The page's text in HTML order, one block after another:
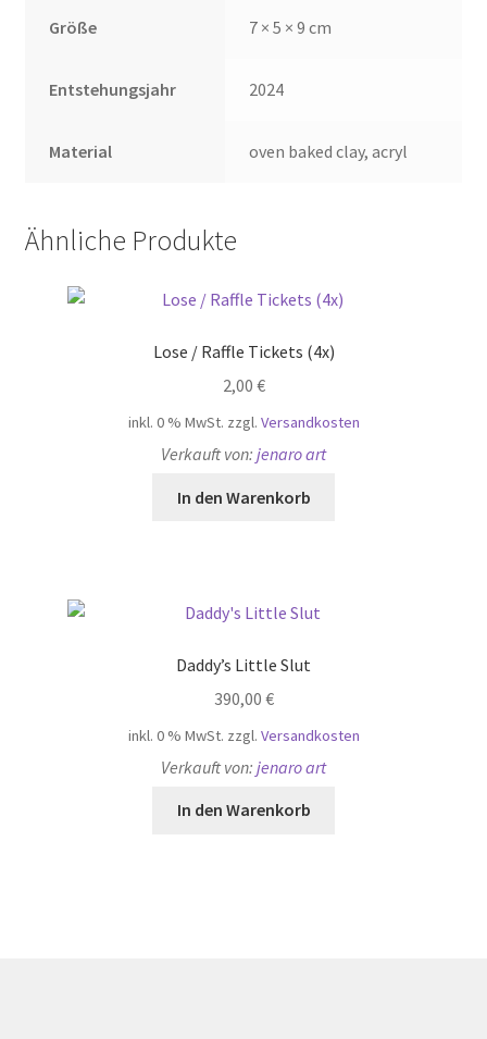
Größe 7 × 5 × 9 cm
Entstehungsjahr 2024
Material oven baked clay, acryl
Ähnliche Produkte
Lose / Raffle Tickets (4x)
2,00 €
inkl. 0 % MwSt. zzgl. Versandkosten
Verkauft von: jenaro art
In den Warenkorb
Daddy’s Little Slut
390,00 €
inkl. 0 % MwSt. zzgl. Versandkosten
Verkauft von: jenaro art
In den Warenkorb